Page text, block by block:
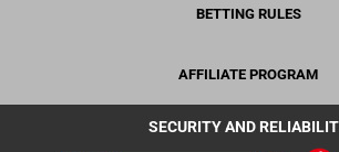
BETTING RULES
AFFILIATE PROGRAM
SECURITY AND